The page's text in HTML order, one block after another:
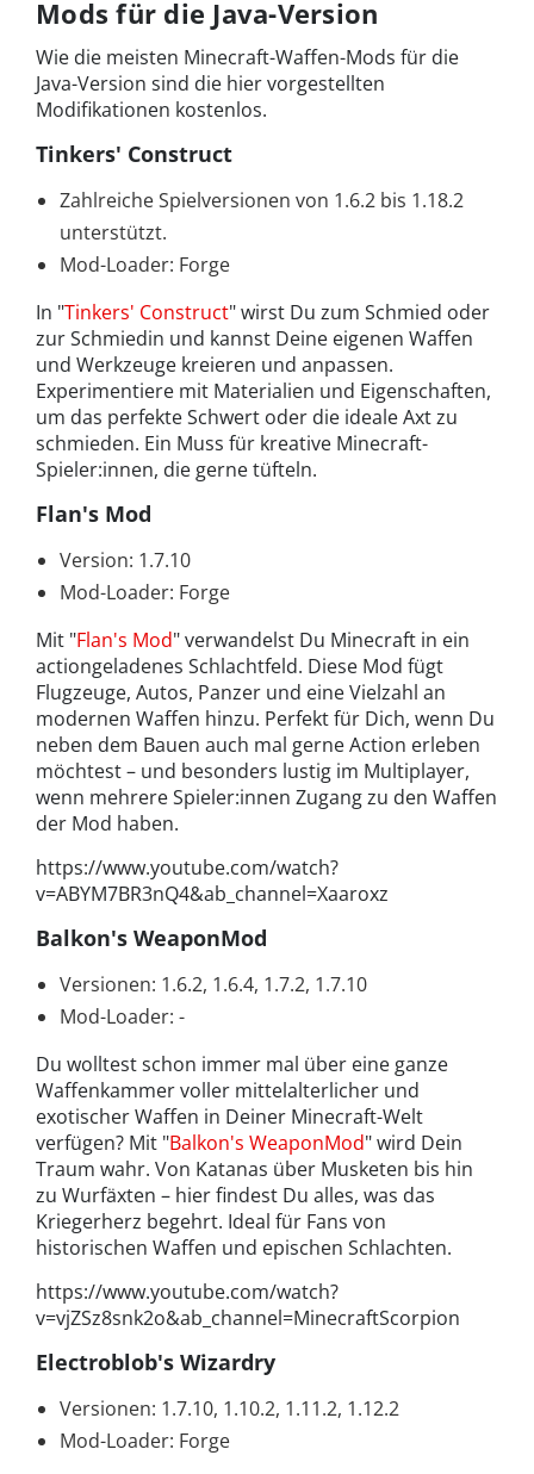
Mods für die Java-Version
Wie die meisten Minecraft-Waffen-Mods für die
Java-Version sind die hier vorgestellten
Modifikationen kostenlos.
Tinkers' Construct
Zahlreiche Spielversionen von 1.6.2 bis 1.18.2
unterstützt.
Mod-Loader: Forge
In "Tinkers' Construct" wirst Du zum Schmied oder
zur Schmiedin und kannst Deine eigenen Waffen
und Werkzeuge kreieren und anpassen.
Experimentiere mit Materialien und Eigenschaften,
um das perfekte Schwert oder die ideale Axt zu
schmieden. Ein Muss für kreative Minecraft-
Spieler:innen, die gerne tüfteln.
Flan's Mod
Version: 1.7.10
Mod-Loader: Forge
Mit "Flan's Mod" verwandelst Du Minecraft in ein
actiongeladenes Schlachtfeld. Diese Mod fügt
Flugzeuge, Autos, Panzer und eine Vielzahl an
modernen Waffen hinzu. Perfekt für Dich, wenn Du
neben dem Bauen auch mal gerne Action erleben
möchtest – und besonders lustig im Multiplayer,
wenn mehrere Spieler:innen Zugang zu den Waffen
der Mod haben.
https://www.youtube.com/watch?
v=ABYM7BR3nQ4&ab_channel=Xaaroxz
Balkon's WeaponMod
Versionen: 1.6.2, 1.6.4, 1.7.2, 1.7.10
Mod-Loader: -
Du wolltest schon immer mal über eine ganze
Waffenkammer voller mittelalterlicher und
exotischer Waffen in Deiner Minecraft-Welt
verfügen? Mit "Balkon's WeaponMod" wird Dein
Traum wahr. Von Katanas über Musketen bis hin
zu Wurfäxten – hier findest Du alles, was das
Kriegerherz begehrt. Ideal für Fans von
historischen Waffen und epischen Schlachten.
https://www.youtube.com/watch?
v=vjZSz8snk2o&ab_channel=MinecraftScorpion
Electroblob's Wizardry
Versionen: 1.7.10, 1.10.2, 1.11.2, 1.12.2
Mod-Loader: Forge